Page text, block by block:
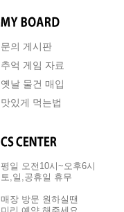
문의 게시판
추억 게임 자료
옛날 물건 매입
맛있게 먹는법
평일 오전10시~오후6시
토,일,공휴일 휴무
매장 방문 원하실땐